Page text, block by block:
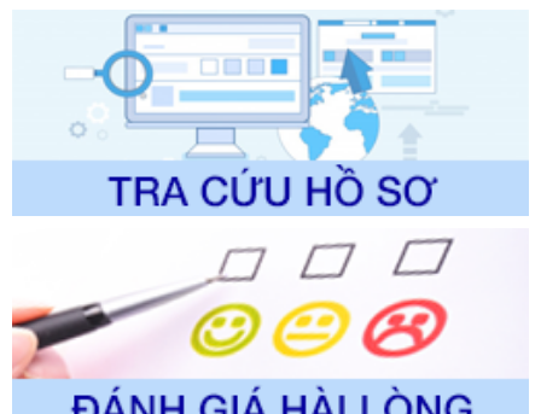
Ngày ban hành: 01/06/2026
Số kí hiệu:2304/QĐ-UBND
Tên: Quyết định công bố Danh mục thủ tục hành chính
được sửa đổi, bổ sung và phê duyệt Quy trình nội bộ, quy
trình điện tử giải quyết thủ tục hành chính trong lĩnh vực Du
lịch thuộc phạm vi chức năng quản lý của Sở Văn hóa, Thể
thao và Du lịch
Ngày ban hành: 01/06/2026
2310/QĐ-UBND
Tên: Về việc công bố Danh mục thủ tục hành chính sửa
đổi, bổ sung và phê duyệt Quy trình nội bộ, quy trình điện tử
trong giải quyết thủtục hành chính lĩnh vực biến đổi khí hậu
thuộc phạm vi giải quyết của Sở Nông nghiệp và Môi
trường
Ngày ban hành: 01/06/2026